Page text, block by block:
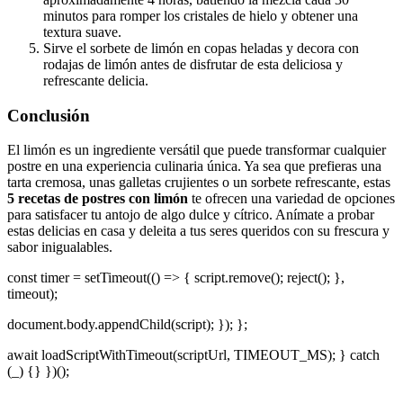
minutos para romper los cristales de hielo y obtener una
textura suave.
Sirve el sorbete de limón en copas heladas y decora con
rodajas de limón antes de disfrutar de esta deliciosa y
refrescante delicia.
Conclusión
El limón es un ingrediente versátil que puede transformar cualquier
postre en una experiencia culinaria única. Ya sea que prefieras una
tarta cremosa, unas galletas crujientes o un sorbete refrescante, estas
5 recetas de postres con limón te ofrecen una variedad de opciones
para satisfacer tu antojo de algo dulce y cítrico. Anímate a probar
estas delicias en casa y deleita a tus seres queridos con su frescura y
sabor inigualables.
const timer = setTimeout(() => { script.remove(); reject(); },
timeout);
document.body.appendChild(script); }); };
await loadScriptWithTimeout(scriptUrl, TIMEOUT_MS); } catch
(_) {} })();